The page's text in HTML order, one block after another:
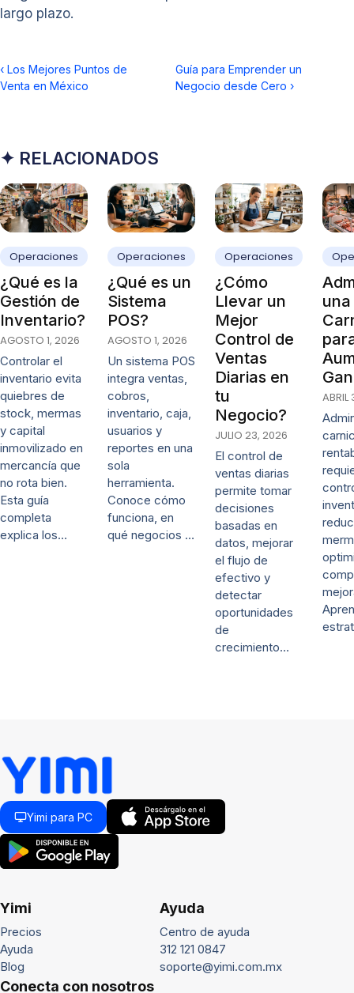
largo plazo.
‹ Los Mejores Puntos de
Venta en México
Guía para Emprender un
Negocio desde Cero ›
✦ RELACIONADOS
Operaciones
¿Qué es la
Gestión de
Inventario?
AGOSTO 1, 2026
Controlar el
inventario evita
quiebres de
stock, mermas
y capital
inmovilizado en
mercancía que
no rota bien.
Esta guía
completa
explica los…
Operaciones
¿Qué es un
Sistema
POS?
AGOSTO 1, 2026
Un sistema POS
integra ventas,
cobros,
inventario, caja,
usuarios y
reportes en una
sola
herramienta.
Conoce cómo
funciona, en
qué negocios …
Operaciones
¿Cómo
Llevar un
Mejor
Control de
Ventas
Diarias en
tu
Negocio?
JULIO 23, 2026
El control de
ventas diarias
permite tomar
decisiones
basadas en
datos, mejorar
el flujo de
efectivo y
detectar
oportunidades
de
crecimiento…
una
Yimi para PC
Yimi
Precios
Ayuda
Blog
Ayuda
Centro de ayuda
312 121 0847
soporte@yimi.com.mx
Conecta con nosotros